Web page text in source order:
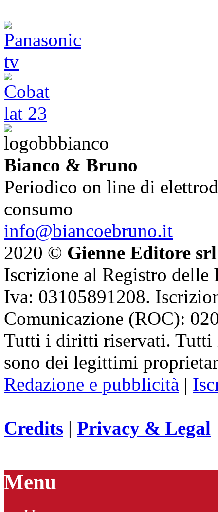
Bianco & Bruno
Periodico on line di
consumo
info@biancoebruno.it
2020 © Gienne Editore srl
Iscrizione al Registro delle
Iva: 03105891208.
Comunicazione (ROC):
Tutti i diritti riservati. Tutti
sono dei legittimi
Redazione e pubblicità |
Credits | Privacy & Legal
Menu